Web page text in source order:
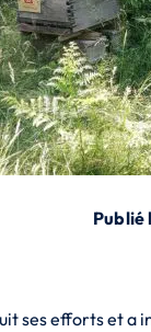
Publié
ses efforts et